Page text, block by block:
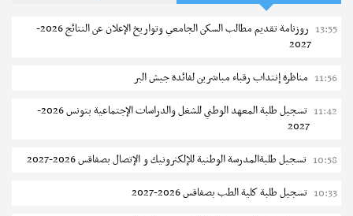
13:55
روزنامة تقديم مطالب السكن الجامعي وتواريخ الإعلان عن النتائج 2026-
2027
11:56 مناظرة إنتداب رقباء مباشرين لفائدة جيش البر
11:42
تسجيل طلبة المعهد الوطني للشغل والدراسات الإجتماعية بتونس 2026-
2027
10:58 تسجيل طلبةالمدرسة الوطنية للإلكترونيك و الإتصال بصفاقس 2026-2027
10:33 تسجيل طلبة كلية الطب بصفاقس 2026-2027